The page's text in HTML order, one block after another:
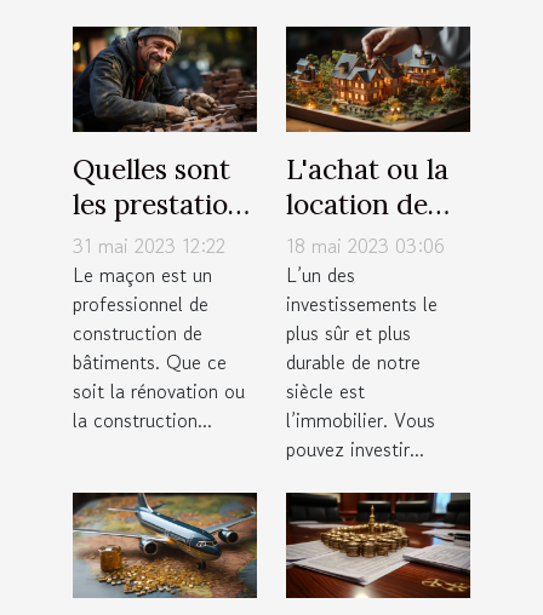
Quelles sont
les prestations
proposées par
un maçon ?
31 mai 2023 12:22
Le maçon est un
professionnel de
construction de
bâtiments. Que ce
soit la rénovation ou
la construction...
L'achat ou la
location de
résidence
principale :
quels sont nos
avis à ce sujet
?
18 mai 2023 03:06
L’un des
investissements le
plus sûr et plus
durable de notre
siècle est
l’immobilier. Vous
pouvez investir...